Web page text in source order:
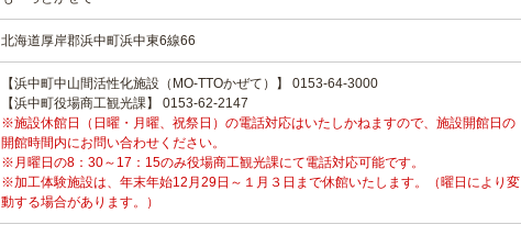
北海道厚岸郡浜中町浜中東6線66
【浜中町中山間活性化施設（MO-TTOかぜて）】 0153-64-3000
【浜中町役場商工観光課】 0153-62-2147
※施設休館日（日曜・月曜、祝祭日）の電話対応はいたしかねますので、施設開館日の
開館時間内にお問い合わせください。
※月曜日の8：30～17：15のみ役場商工観光課にて電話対応可能です。
※加工体験施設は、年末年始12月29日～１月３日まで休館いたします。（曜日により変
動する場合があります。）